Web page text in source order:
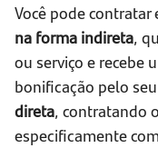
Você pode contratar
na forma indireta,
ou serviço e recebe
bonificação pelo
direta, contratando
especificamente